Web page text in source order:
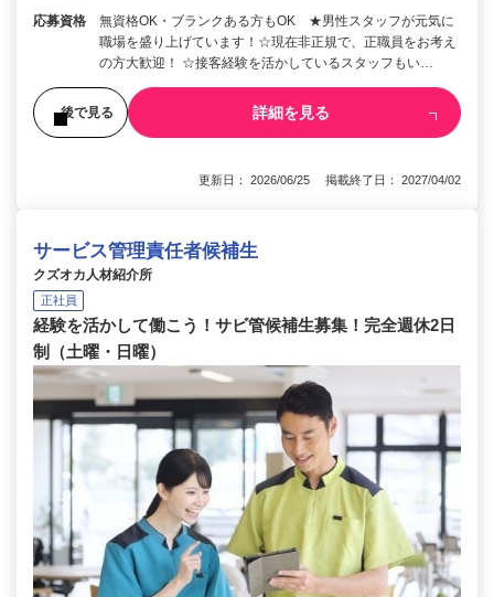
応募資格
無資格OK・ブランクある方もOK ★男性スタッフが元気に
職場を盛り上げています！☆現在非正規で、正職員をお考え
の方大歓迎！ ☆接客経験を活かしているスタッフもい…
後で見る 詳細を見る
更新日： 2026/06/25 掲載終了日： 2027/04/02
サービス管理責任者候補生
クズオカ人材紹介所
正社員
経験を活かして働こう！サビ管候補生募集！完全週休2日
制（土曜・日曜）